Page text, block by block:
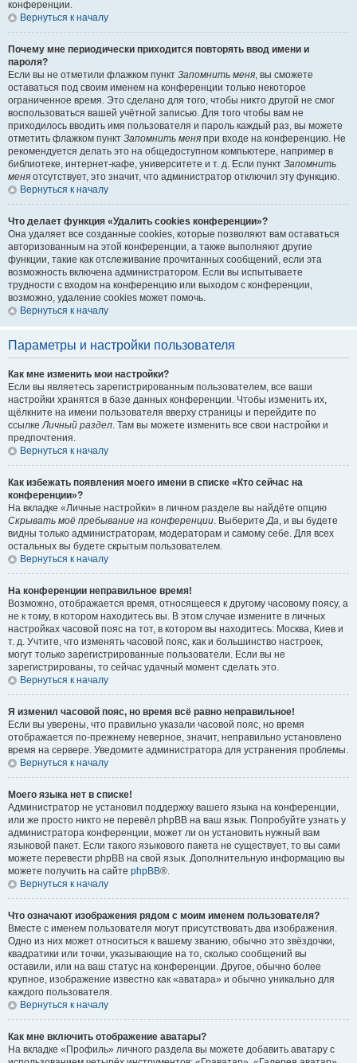
конференции.
Вернуться к началу
Почему мне периодически приходится повторять ввод имени и
пароля?
Если вы не отметили флажком пункт Запомнить меня, вы сможете
оставаться под своим именем на конференции только некоторое
ограниченное время. Это сделано для того, чтобы никто другой не смог
воспользоваться вашей учётной записью. Для того чтобы вам не
приходилось вводить имя пользователя и пароль каждый раз, вы можете
отметить флажком пункт Запомнить меня при входе на конференцию. Не
рекомендуется делать это на общедоступном компьютере, например в
библиотеке, интернет-кафе, университете и т. д. Если пункт Запомнить
меня отсутствует, это значит, что администратор отключил эту функцию.
Вернуться к началу
Что делает функция «Удалить cookies конференции»?
Она удаляет все созданные cookies, которые позволяют вам оставаться
авторизованным на этой конференции, а также выполняют другие
функции, такие как отслеживание прочитанных сообщений, если эта
возможность включена администратором. Если вы испытываете
трудности с входом на конференцию или выходом с конференции,
возможно, удаление cookies может помочь.
Вернуться к началу
Параметры и настройки пользователя
Как мне изменить мои настройки?
Если вы являетесь зарегистрированным пользователем, все ваши
настройки хранятся в базе данных конференции. Чтобы изменить их,
щёлкните на имени пользователя вверху страницы и перейдите по
ссылкеЛичный раздел. Там вы можете изменить все свои настройки и
предпочтения.
Вернуться к началу
Как избежать появления моего имени в списке «Кто сейчас на
конференции»?
На вкладке «Личные настройки» в личном разделе вы найдёте опцию
Скрывать моё пребывание на конференции. ВыберитеДа, и вы будете
видны только администраторам, модераторам и самому себе. Для всех
остальных вы будете скрытым пользователем.
Вернуться к началу
На конференции неправильное время!
Возможно, отображается время, относящееся к другому часовому поясу, а
не к тому, в котором находитесь вы. В этом случае измените в личных
настройках часовой пояс на тот, в котором вы находитесь: Москва, Киев и
т. д. Учтите, что изменять часовой пояс, как и большинство настроек,
могут только зарегистрированные пользователи. Если вы не
зарегистрированы, то сейчас удачный момент сделать это.
Вернуться к началу
Я изменил часовой пояс, но время всё равно неправильное!
Если вы уверены, что правильно указали часовой пояс, но время
отображается по-прежнему неверное, значит, неправильно установлено
время на сервере. Уведомите администратора для устранения проблемы.
Вернуться к началу
Моего языка нет в списке!
Администратор не установил поддержку вашего языка на конференции,
или же просто никто не перевёл phpBB на ваш язык. Попробуйте узнать у
администратора конференции, может ли он установить нужный вам
языковой пакет. Если такого языкового пакета не существует, то вы сами
можете перевести phpBB на свой язык. Дополнительную информацию вы
можете получить на сайте phpBB®.
Вернуться к началу
Что означают изображения рядом с моим именем пользователя?
Вместе с именем пользователя могут присутствовать два изображения.
Одно из них может относиться к вашему званию, обычно это звёздочки,
квадратики или точки, указывающие на то, сколько сообщений вы
оставили, или на ваш статус на конференции. Другое, обычно более
крупное, изображение известно как «аватара» и обычно уникально для
каждого пользователя.
Вернуться к началу
Как мне включить отображение аватары?
На вкладке «Профиль» личного раздела вы можете добавить аватару с